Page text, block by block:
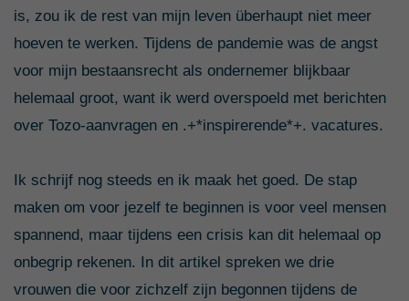
is, zou ik de rest van mijn leven überhaupt niet meer
hoeven te werken. Tijdens de pandemie was de angst
voor mijn bestaansrecht als ondernemer blijkbaar
helemaal groot, want ik werd overspoeld met berichten
over Tozo-aanvragen en .+*inspirerende*+. vacatures.
Ik schrijf nog steeds en ik maak het goed. De stap
maken om voor jezelf te beginnen is voor veel mensen
spannend, maar tijdens een crisis kan dit helemaal op
onbegrip rekenen. In dit artikel spreken we drie
vrouwen die voor zichzelf zijn begonnen tijdens de